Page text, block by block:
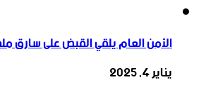
الأمن العام يلقي القبض على سارق
يناير 4, 2025